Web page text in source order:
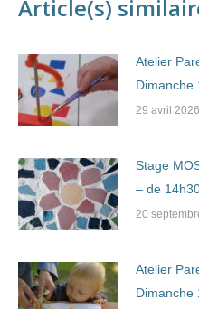
Article(s)
Atelier
Dimanche
29 avril 2026
Stage
– de
20
Atelier
Dimanche